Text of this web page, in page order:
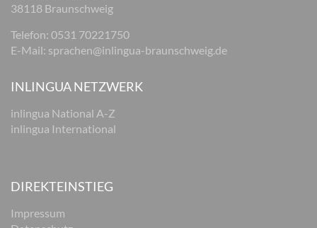
38118 Braunschweig
Telefon: 0531 70221750
E-Mail: sprachen@inlingua-braunschweig.de
INLINGUA NETZWERK
inlingua National A-Z
inlingua International
DIREKTEINSTIEG
Impressum